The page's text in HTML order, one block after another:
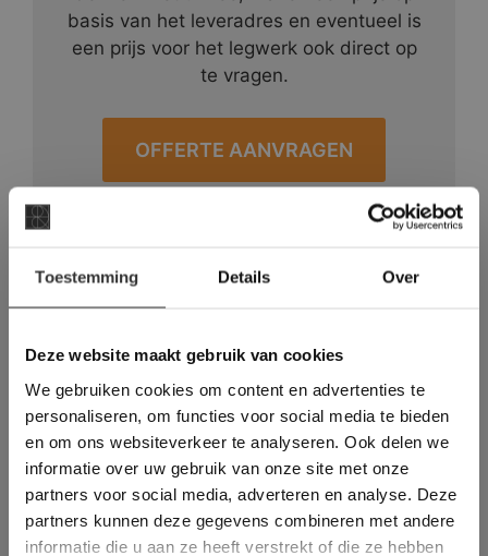
Toestemming Details Over
Deze website maakt gebruik van cookies
We gebruiken cookies om content en advertenties te
personaliseren, om functies voor social media te bieden
en om ons websiteverkeer te analyseren. Ook delen we
informatie over uw gebruik van onze site met onze
partners voor social media, adverteren en analyse. Deze
partners kunnen deze gegevens combineren met andere
informatie die u aan ze heeft verstrekt of die ze hebben
basis van het leveradres en eventueel is
een prijs voor het legwerk ook direct op
te vragen.
OFFERTE AANVRAGEN
Binnen 24 uur een passende
offerte
tegelzettersgilde
Meer dan 500 m2 showroom
Meer dan 500 m2 showtuin
Deze website maakt
gebruik van cookies.
This Cookie Banner was deleted and is no
longer working. Please contact the website
administrator.
Deze website gebruikt cookies om de
gebruikerservaring te verbeteren. Door
gebruik te maken van onze website geeft u
toestemming voor alle cookies in
overeenstemming met ons cookiebeleid.Lees
verder